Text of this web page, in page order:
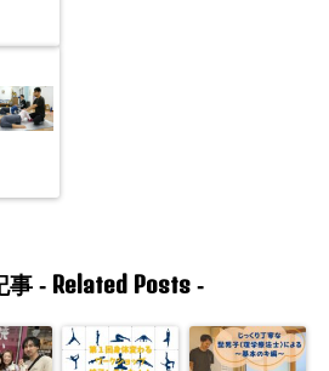
事 - Related Posts-